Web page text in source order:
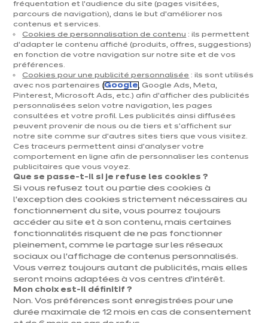
Prendre rendez-vous
Cuisines & aménagement
Cuisines équipées
Inspirations & conseils
Aménagement intérieur
Votre projet
À propos d'ixina
Recrutement
Newsletter
Découvrez toutes nos nouveautés
fréquentation et l’audience du site (pages visitées,
parcours de navigation), dans le but d’améliorer nos
contenus et services.
Cookies de personnalisation de contenu : ils permettent
d’adapter le contenu affiché (produits, offres, suggestions)
en fonction de votre navigation sur notre site et de vos
préférences.
Cookies pour une publicité personnalisée : ils sont utilisés
avec nos partenaires (Google, Google Ads, Meta,
Pinterest, Microsoft Ads, etc.) afin d’afficher des publicités
personnalisées selon votre navigation, les pages
consultées et votre profil. Les publicités ainsi diffusées
peuvent provenir de nous ou de tiers et s'affichent sur
notre site comme sur d’autres sites tiers que vous visitez.
Ces traceurs permettent ainsi d'analyser votre
comportement en ligne afin de personnaliser les contenus
publicitaires que vous voyez.
Que se passe-t-il si je refuse les cookies ?
Si vous refusez tout ou partie des cookies à
l’exception des cookies strictement nécessaires au
fonctionnement du site, vous pourrez toujours
accéder au site et à son contenu, mais certaines
fonctionnalités risquent de ne pas fonctionner
pleinement, comme le partage sur les réseaux
sociaux ou l’affichage de contenus personnalisés.
Vous verrez toujours autant de publicités, mais elles
seront moins adaptées à vos centres d’intérêt.
Mon choix est-il définitif ?
Non. Vos préférences sont enregistrées pour une
durée maximale de 12 mois en cas de consentement